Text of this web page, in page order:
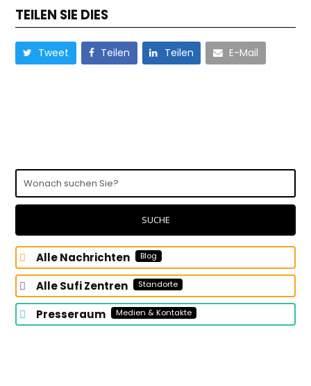
TEILEN SIE DIES
Tweet Teilen Teilen E-Mail
Wonach
suchen
Sie?
SUCHE
Alle Nachrichten Blog
Alle Sufi Zentren Standorte
Presseraum Medien & Kontakte